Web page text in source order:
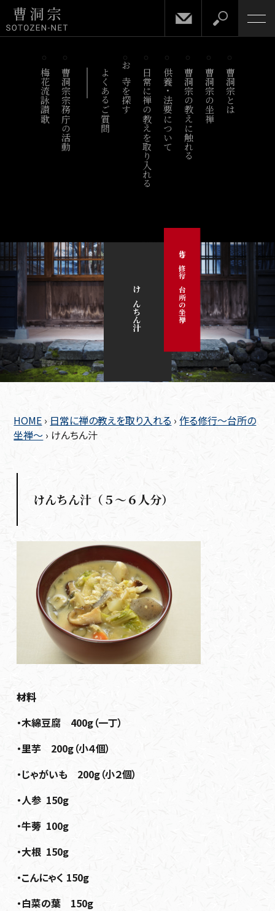
梅花流詠讃歌 曹洞宗宗務庁の活動 よくあるご質問 お寺を探す 日常に禅の教えを取り入れる供養・法要について曹洞宗の教えに触れる 曹洞宗の坐禅 曹洞宗とは
けんちん汁 作る修行～台所の坐禅～
HOME › 日常に禅の教えを取り入れる › 作る修行～台所の
坐禅～ › けんちん汁
けんちん汁（５～６人分）
材料
・木綿豆腐 400g（一丁）
・里芋 200g（小４個）
・じゃがいも 200g（小２個）
・人参 150g
・牛蒡 100g
・大根 150g
・こんにゃく 150g
・白菜の葉 150g